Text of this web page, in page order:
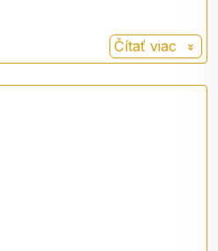
Čítať viac